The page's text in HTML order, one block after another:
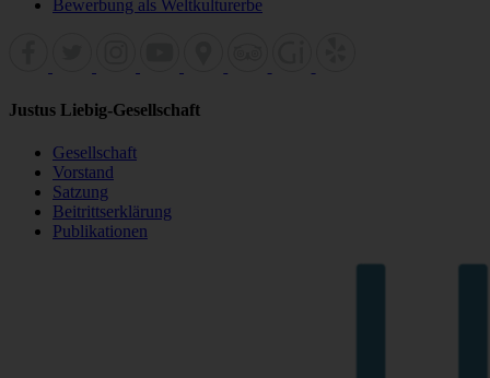
Bewerbung als Weltkulturerbe
Justus Liebig-Gesellschaft
Gesellschaft
Vorstand
Satzung
Beitrittserklärung
Publikationen